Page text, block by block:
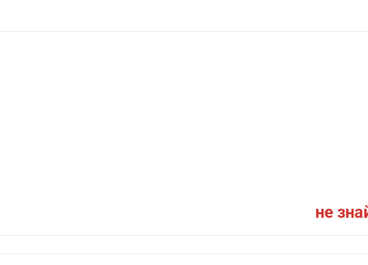
не